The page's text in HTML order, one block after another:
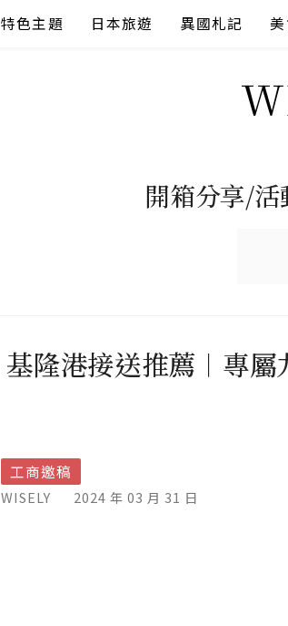
特色主題 日本旅遊 異國札記
開箱分享/活
基隆港接送推薦︱專
工商邀稿
WISELY 2024 年 03 月 31 日